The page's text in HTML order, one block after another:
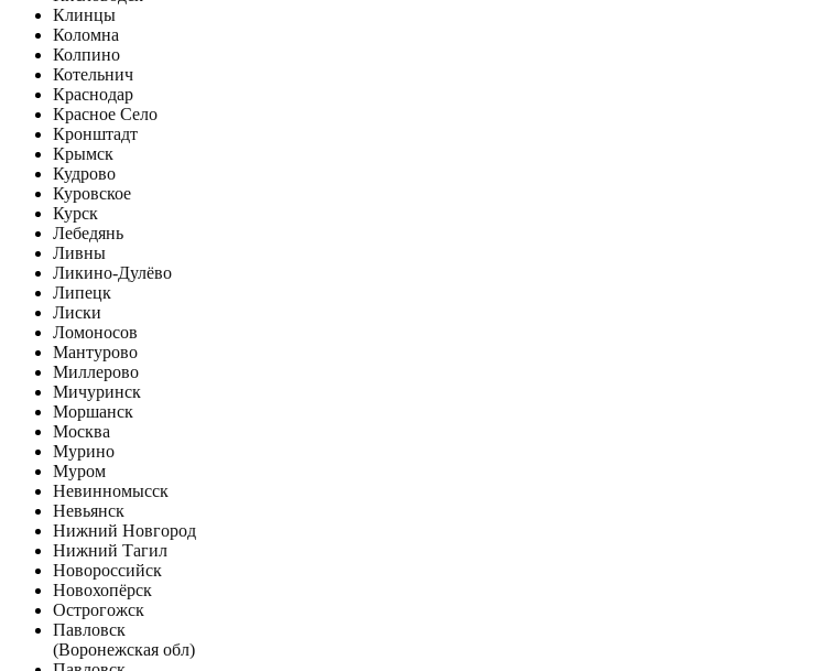
Клинцы
Коломна
Колпино
Котельнич
Краснодар
Красное Село
Кронштадт
Крымск
Кудрово
Куровское
Курск
Лебедянь
Ливны
Ликино-Дулёво
Липецк
Лиски
Ломоносов
Мантурово
Миллерово
Мичуринск
Моршанск
Москва
Мурино
Муром
Невинномысск
Невьянск
Нижний Новгород
Нижний Тагил
Новороссийск
Новохопёрск
Острогожск
Павловск
(Воронежская обл)